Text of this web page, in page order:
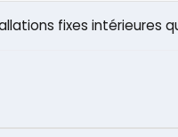
fixes intérieures